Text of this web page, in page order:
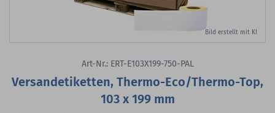
Bild erstellt mit KI
Art-Nr.: ERT-E103X199-750-PAL
Versandetiketten, Thermo-Eco/Thermo-Top,
103 x 199 mm